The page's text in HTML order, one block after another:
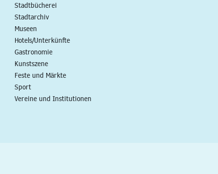
Stadtbücherei
Stadtarchiv
Museen
Hotels/Unterkünfte
Gastronomie
Kunstszene
Feste und Märkte
Sport
Vereine und Institutionen